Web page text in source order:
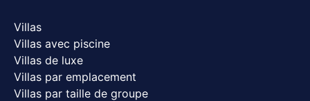
Villas
Villas avec piscine
Villas de luxe
Villas par emplacement
Villas par taille de groupe